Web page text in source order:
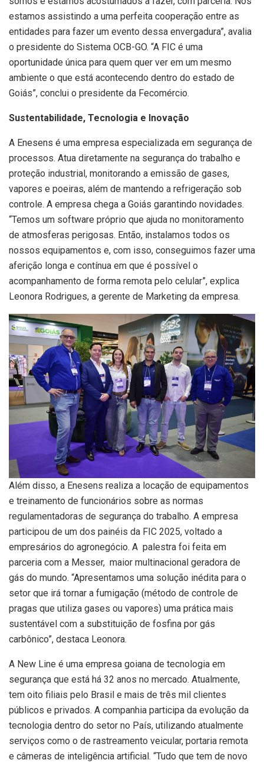
estamos assistindo a uma perfeita cooperação entre as
entidades para fazer um evento dessa envergadura”, avalia
o presidente do Sistema OCB-GO. “A FIC é uma
oportunidade única para quem quer ver em um mesmo
ambiente o que está acontecendo dentro do estado de
Goiás”, conclui o presidente da Fecomércio.
Sustentabilidade, Tecnologia e Inovação
A Enesens é uma empresa especializada em segurança de
processos. Atua diretamente na segurança do trabalho e
proteção industrial, monitorando a emissão de gases,
vapores e poeiras, além de mantendo a refrigeração sob
controle. A empresa chega a Goiás garantindo novidades.
“Temos um software próprio que ajuda no monitoramento
de atmosferas perigosas. Então, instalamos todos os
nossos equipamentos e, com isso, conseguimos fazer uma
aferição longa e contínua em que é possível o
acompanhamento de forma remota pelo celular”, explica
Leonora Rodrigues, a gerente de Marketing da empresa.
Além disso, a Enesens realiza a locação de equipamentos
e treinamento de funcionários sobre as normas
regulamentadoras de segurança do trabalho. A empresa
participou de um dos painéis da FIC 2025, voltado a
empresários do agronegócio. A palestra foi feita em
parceria com a Messer, maior multinacional geradora de
gás do mundo. “Apresentamos uma solução inédita para o
setor que irá tornar a fumigação (método de controle de
pragas que utiliza gases ou vapores) uma prática mais
sustentável com a substituição de fosfina por gás
carbônico”, destaca Leonora.
A New Line é uma empresa goiana de tecnologia em
segurança que está há 32 anos no mercado. Atualmente,
tem oito filiais pelo Brasil e mais de três mil clientes
públicos e privados. A companhia participa da evolução da
tecnologia dentro do setor no País, utilizando atualmente
serviços como o de rastreamento veicular, portaria remota
e câmeras de inteligência artificial. “Tudo que tem de novo